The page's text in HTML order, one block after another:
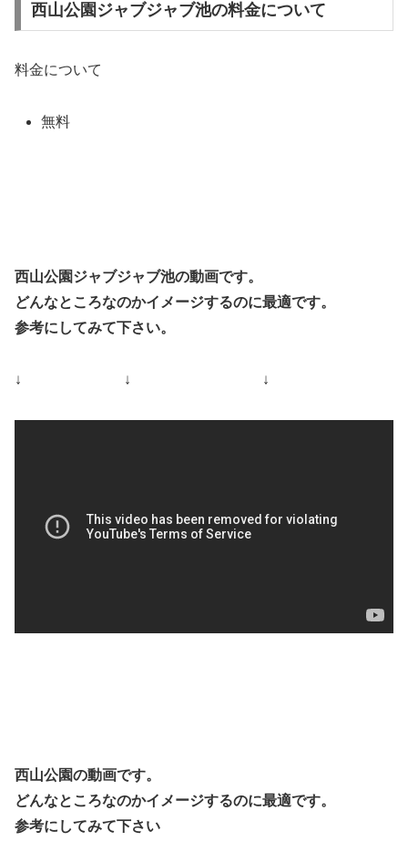
西山公園ジャブジャブ池の料金について
料金について
無料
西山公園ジャブジャブ池の動画です。
どんなところなのかイメージするのに最適です。
参考にしてみて下さい。
↓ ↓ ↓
西山公園の動画です。
どんなところなのかイメージするのに最適です。
参考にしてみて下さい